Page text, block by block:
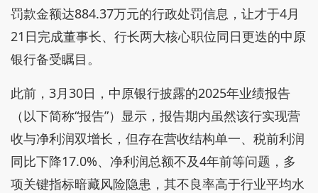
罚款金额达884.37万元的行政处罚信息，让才于4月
21日完成董事长、行长两大核心职位同日更迭的中原
银行备受瞩目。
此前，3月30日，中原银行披露的2025年业绩报告
（以下简称“报告”）显示，报告期内虽然该行实现营
收与净利润双增长，但存在营收结构单一、税前利润
同比下降17.0%、净利润总额不及4年前等问题，多
项关键指标暗藏风险隐患，其不良率高于行业平均水